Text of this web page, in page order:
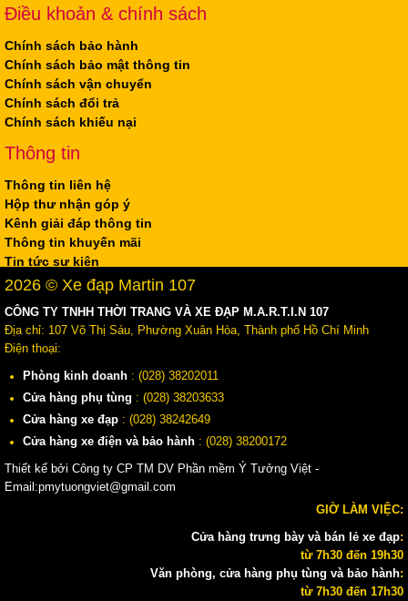
Điều khoản & chính sách
Chính sách bảo hành
Chính sách bảo mật thông tin
Chính sách vận chuyển
Chính sách đổi trả
Chính sách khiếu nại
Thông tin
Thông tin liên hệ
Hộp thư nhận góp ý
Kênh giải đáp thông tin
Thông tin khuyến mãi
Tin tức sự kiện
2026 © Xe đạp Martin 107
CÔNG TY TNHH THỜI TRANG VÀ XE ĐẠP M.A.R.T.I.N 107
Địa chỉ: 107 Võ Thị Sáu, Phường Xuân Hòa, Thành phố Hồ Chí Minh
Điện thoại:
Phòng kinh doanh : (028) 38202011
Cửa hàng phụ tùng : (028) 38203633
Cửa hàng xe đạp : (028) 38242649
Cửa hàng xe điện và bảo hành : (028) 38200172
Thiết kế bởi Công ty CP TM DV Phần mềm Ý Tưởng Việt -
Email:pmytuongviet@gmail.com
GIỜ LÀM VIỆC:
Cửa hàng trưng bày và bán lẻ xe đạp:
từ 7h30 đến 19h30
Văn phòng, cửa hàng phụ tùng và bảo hành:
từ 7h30 đến 17h30